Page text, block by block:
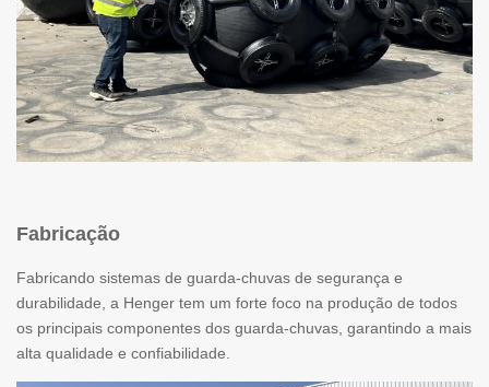
Fabricação
Fabricando sistemas de guarda-chuvas de segurança e
durabilidade, a Henger tem um forte foco na produção de todos
os principais componentes dos guarda-chuvas, garantindo a mais
alta qualidade e confiabilidade.